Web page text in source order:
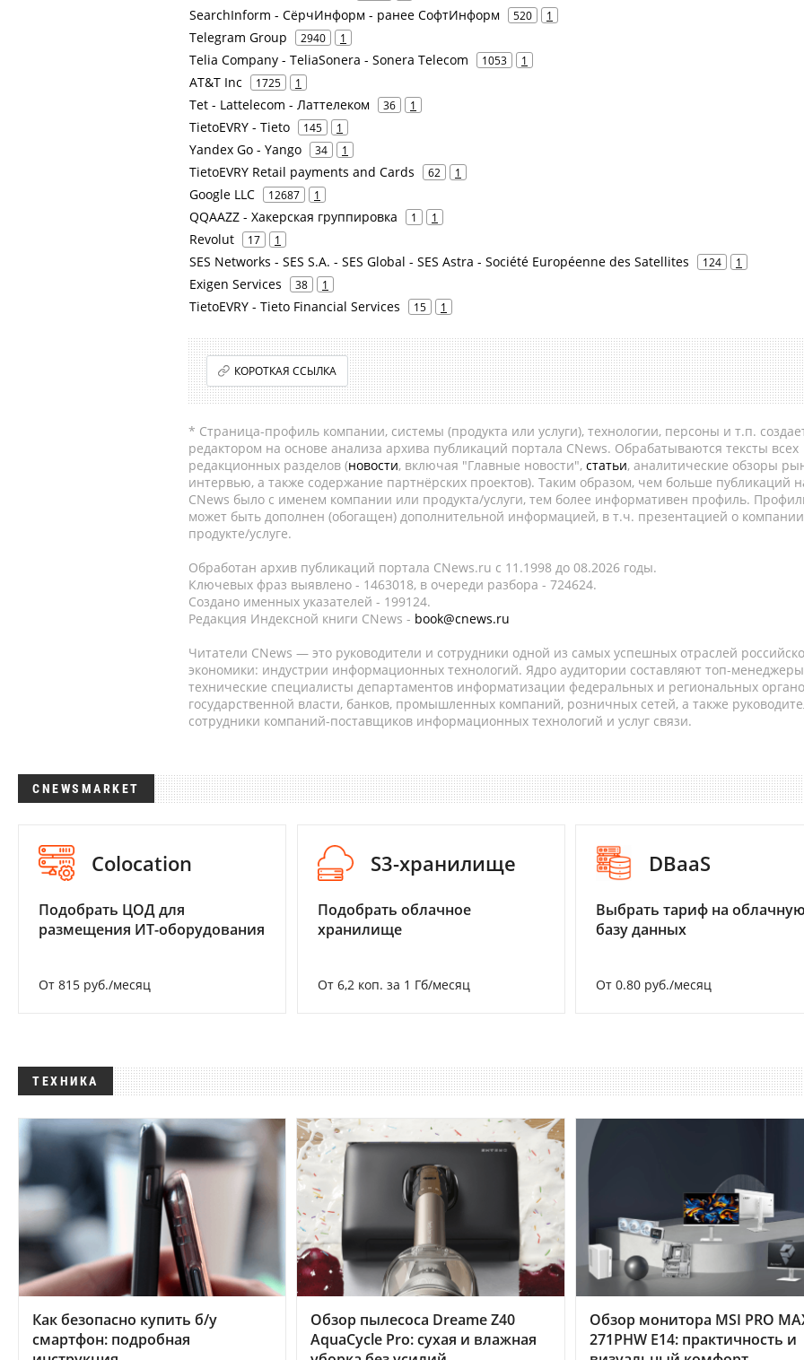
SearchInform - СёрчИнформ - ранее СофтИнформ 520 1
Telegram Group 2940 1
Telia Company - TeliaSonera - Sonera Telecom 1053 1
AT&T Inc 1725 1
Tet - Lattelecom - Латтелеком 36 1
TietoEVRY - Tieto 145 1
Yandex Go - Yango 34 1
TietoEVRY Retail payments and Cards 62 1
Google LLC 12687 1
QQAAZZ - Хакерская группировка 1 1
Revolut 17 1
SES Networks - SES S.A. - SES Global - SES Astra - Société Européenne des Satellites 124 1
Exigen Services 38 1
TietoEVRY - Tieto Financial Services 15 1
КОРОТКАЯ ССЫЛКА
* Страница-профиль компании, системы (продукта или услуги), технологии, персоны и т.п.
редактором на основе анализа архива публикаций портала CNews. Обрабатываются тексты всех
редакционных разделов (новости, включая "Главные новости", статьи, аналитические обзоры
интервью, а также содержание партнёрских проектов). Таким образом, чем больше публикаций
CNews было с именем компании или продукта/услуги, тем более информативен профиль.
может быть дополнен (обогащен) дополнительной информацией, в т.ч. презентацией о
продукте/услуге.
Обработан архив публикаций портала CNews.ru c 11.1998 до 08.2026 годы.
Ключевых фраз выявлено - 1463018, в очереди разбора - 724624.
Создано именных указателей - 199124.
Редакция Индексной книги CNews - book@cnews.ru
Читатели CNews — это руководители и сотрудники одной из самых успешных отраслей
экономики: индустрии информационных технологий. Ядро аудитории составляют топ-
технические специалисты департаментов информатизации федеральных и региональных
государственной власти, банков, промышленных компаний, розничных сетей, а также
сотрудники компаний-поставщиков информационных технологий и услуг связи.
CNEWSMARKET
Colocation
Подобрать ЦОД для
размещения ИТ-оборудования
От 815 руб./месяц
S3-хранилище
Подобрать облачное
хранилище
От 6,2 коп. за 1 Гб/месяц
DBaaS
Выбрать тариф на
базу данных
От 0.80 руб./месяц
ТЕХНИКА
Как безопасно купить б/у
смартфон: подробная
Обзор пылесоса Dreame Z40
AquaCycle Pro: сухая и влажная
Обзор монитора MSI PRO
271PHW E14: практичность и